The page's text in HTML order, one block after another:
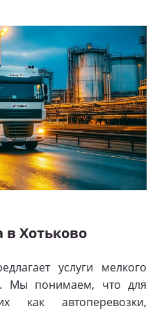
Хотьково
услуги мелкого
Мы понимаем, что для
как автоперевозки,